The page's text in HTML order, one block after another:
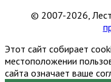
© 2007-2026,
Этот сайт собирает
местоположении
сайта означает ваше